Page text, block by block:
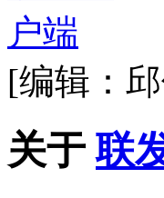
[编辑：
关于 联